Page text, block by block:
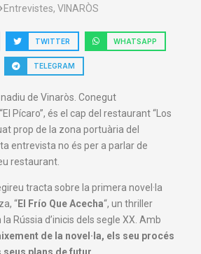
Entrevistes, VINARÒS
TWITTER WHATSAPP
TELEGRAM
de Vinaròs. Conegut
Pícaro”, és el cap del restaurant “Los
prop de la zona portuària del
entrevista no és per a parlar de
restaurant.
tracta sobre la primera novel·la
“El Frío Que Acecha“, un thriller
Rússia d’inicis dels segle XX. Amb
de la novel·la, els seu procés